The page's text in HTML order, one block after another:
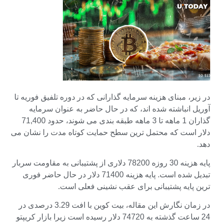
در زیر، مبنای هزینه سرمایه گذارانی که در دوره تلفیق فوریه تا
آوریل انباشته شده اند، که در حال حاضر به عنوان سرمایه
گذاران 1 ماهه تا 3 ماهه طبقه بندی می شوند، حدود 71,400
دلار است که محتمل ترین سطح حمایت کوتاه مدت را نشان می
دهد.
پایه هزینه 30 روزه 78200 دلاری از پشتیبانی به مقاومت سربار
تبدیل شده است. پایه هزینه 71400 دلار در حال حاضر فوری
ترین پایه پشتیبانی برای عقب نشینی فعلی است.
در زمان نگارش این مقاله، بیت کوین با افت 3.29 درصدی در
24 ساعت گذشته به 74720 دلار رسیده است زیرا بازار کریپتو